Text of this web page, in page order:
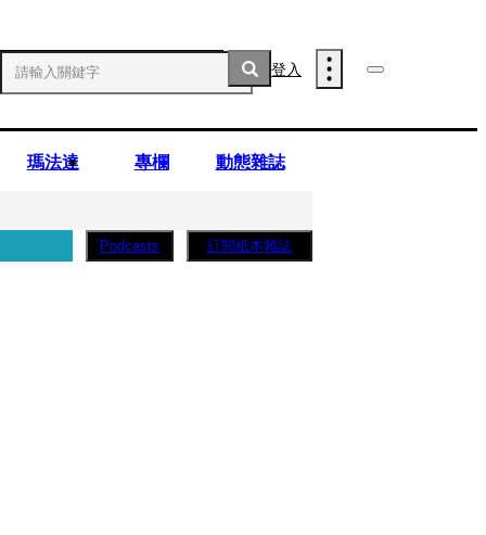
登入
瑪法達 專欄 動態雜誌
Podcasts 訂閱紙本雜誌